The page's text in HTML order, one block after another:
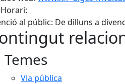
Horari:
al públic: De dilluns a
Temes
Via pública